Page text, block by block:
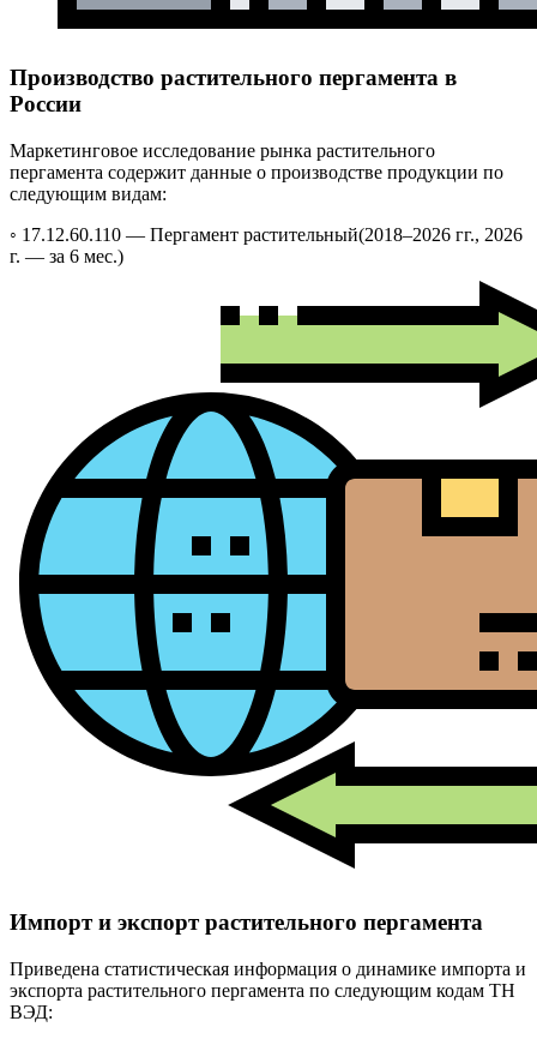
Производство растительного пергамента в
России
Маркетинговое исследование рынка растительного
пергамента содержит данные о производстве продукции по
следующим видам:
◦ 17.12.60.110 — Пергамент растительный(2018–2026 гг., 2026
г. — за 6 мес.)
Импорт и экспорт растительного пергамента
Приведена статистическая информация о динамике импорта и
экспорта растительного пергамента по следующим кодам ТН
ВЭД: